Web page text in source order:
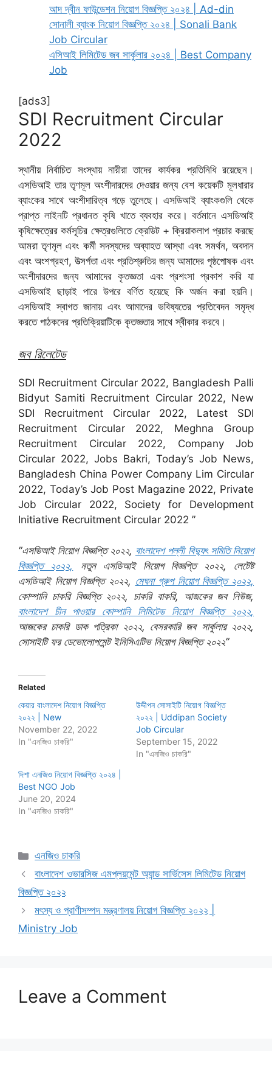
আদ দ্বীন ফাউন্ডেশন নিয়োগ বিজ্ঞপ্তি ২০২৪ | Ad-din
সোনালী ব্যাংক নিয়োগ বিজ্ঞপ্তি ২০২৪ | Sonali Bank
Job Circular
এসিআই লিমিটেড জব সার্কুলার ২০২৪ | Best Company
Job
[ads3]
SDI Recruitment Circular
2022
স্থানীয় নির্বাচিত সংস্থায় নারীরা তাদের কার্যকর প্রতিনিধি রয়েছেন।
এসডিআই তার তৃণমূল অংশীদারদের দেওয়ার জন্য বেশ কয়েকটি মূলধারার
ব্যাংকের সাথে অংশীদারিত্ব গড়ে তুলেছে। এসডিআই ব্যাংকগুলি থেকে
প্রাপ্ত লাইনটি প্রধানত কৃষি খাতে ব্যবহার করে। বর্তমানে এসডিআই
কৃষিক্ষেত্রের কর্মসূচির ক্ষেত্রগুলিতে ক্রেডিট + ক্রিয়াকলাপ প্রচার করছে
আমরা তৃণমূল এবং কর্মী সদস্যদের অব্যাহত আস্থা এবং সমর্থন, অবদান
এবং অংশগ্রহণ, উত্সর্গতা এবং প্রতিশ্রুতির জন্য আমাদের পৃষ্ঠপোষক এবং
অংশীদারদের জন্য আমাদের কৃতজ্ঞতা এবং প্রশংসা প্রকাশ করি যা
এসডিআই ছাড়াই পারে উপরে বর্ণিত হয়েছে কি অর্জন করা হয়নি।
এসডিআই স্বাগত জানায় এবং আমাদের ভবিষ্যতের প্রতিবেদন সমৃদ্ধ
করতে পাঠকদের প্রতিক্রিয়াটিকে কৃতজ্ঞতার সাথে স্বীকার করবে।
জব রিলেটেড
SDI Recruitment Circular 2022, Bangladesh Palli
Bidyut Samiti Recruitment Circular 2022, New
SDI Recruitment Circular 2022, Latest SDI
Recruitment Circular 2022, Meghna Group
Recruitment Circular 2022, Company Job
Circular 2022, Jobs Bakri, Today’s Job News,
Bangladesh China Power Company Lim Circular
2022, Today’s Job Post Magazine 2022, Private
Job Circular 2022, Society for Development
Initiative Recruitment Circular 2022 ”
”এসডিআই নিয়োগ বিজ্ঞপ্তি ২০২২, বাংলাদেশ পল্লী বিদ্যুৎ সমিতি নিয়োগ
বিজ্ঞপ্তি ২০২২,
নতুন এসডিআই নিয়োগ বিজ্ঞপ্তি ২০২২, লেটেষ্ট
এসডিআই নিয়োগ বিজ্ঞপ্তি ২০২২, মেঘনা গ্রুপ নিয়োগ বিজ্ঞপ্তি ২০২২,
কোম্পানি চাকরি বিজ্ঞপ্তি ২০২২, চাকরি বাকরি, আজকের জব নিউজ,
বাংলাদেশ চীন পাওয়ার কোম্পানি লিমিটেড নিয়োগ বিজ্ঞপ্তি ২০২২,
আজকের চাকরি ডাক পত্রিকা ২০২২, বেসরকারি জব সার্কুলার ২০২২,
সোসাইটি ফর ডেভোলোপমেন্ট ইনিসিএটিভ নিয়োগ বিজ্ঞপ্তি ২০২২”
Related
কেয়ার বাংলাদেশ নিয়োগ বিজ্ঞপ্তি
২০২২ | New
November 22, 2022
In "এনজিও চাকরি"
উদ্দীপন সোসাইটি নিয়োগ বিজ্ঞপ্তি
২০২২ | Uddipan Society
Job Circular
September 15, 2022
In "এনজিও চাকরি"
দিশা এনজিও নিয়োগ বিজ্ঞপ্তি ২০২৪ |
Best NGO Job
June 20, 2024
In "এনজিও চাকরি"
Categories
এনজিও চাকরি
বাংলাদেশ ওভারসিজ এমপ্লয়মেন্ট অ্যান্ড সার্ভিসেস লিমিটেড নিয়োগ
বিজ্ঞপ্তি ২০২২
মৎস্য ও প্রাণীসম্পদ মন্ত্রণালয় নিয়োগ বিজ্ঞপ্তি ২০২২ |
Ministry Job
Leave a Comment